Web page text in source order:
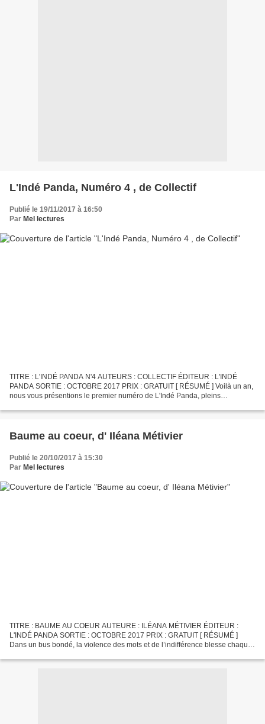
L'Indé Panda, Numéro 4 , de Collectif
Publié le 19/11/2017 à 16:50
Par Mel lectures
TITRE : L'INDÉ PANDA N'4 AUTEURS : COLLECTIF ÉDITEUR : L'INDÉ
PANDA SORTIE : OCTOBRE 2017 PRIX : GRATUIT [ RÉSUMÉ ] Voilà un an,
nous vous présentions le premier numéro de L'Indé Panda, pleins
Baume au coeur, d' Iléana Métivier
Publié le 20/10/2017 à 15:30
Par Mel lectures
TITRE : BAUME AU COEUR AUTEURE : ILÉANA MÉTIVIER ÉDITEUR :
L'INDÉ PANDA SORTIE : OCTOBRE 2017 PRIX : GRATUIT [ RÉSUMÉ ]
Dans un bus bondé, la violence des mots et de l’indifférence blesse chaque